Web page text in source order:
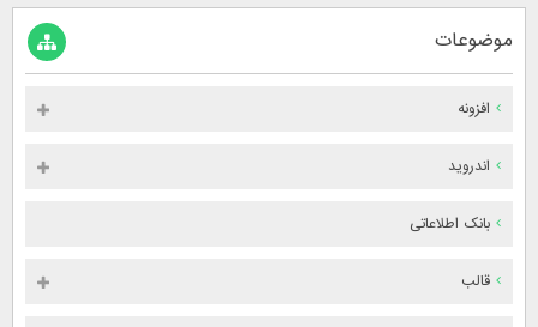
موضوعات
افزونه
اندروید
بانک اطلاعاتی
قالب